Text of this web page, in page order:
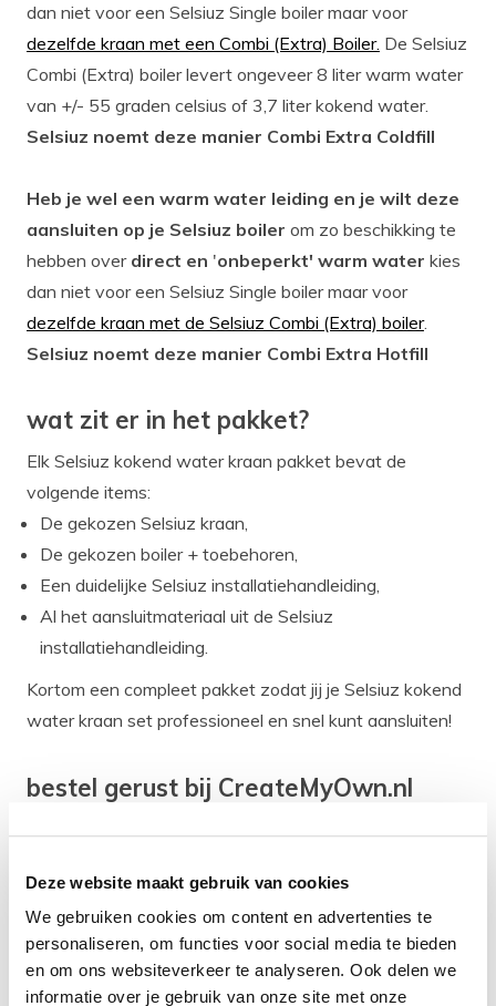
Deze website maakt gebruik van cookies
We gebruiken cookies om content en advertenties te
personaliseren, om functies voor social media te bieden
en om ons websiteverkeer te analyseren. Ook delen we
informatie over je gebruik van onze site met onze
dan niet voor een Selsiuz Single boiler maar voor
dezelfde kraan met een Combi (Extra) Boiler. De Selsiuz
Combi (Extra) boiler levert ongeveer 8 liter warm water
van +/- 55 graden celsius of 3,7 liter kokend water.
Selsiuz noemt deze manier Combi Extra Coldfill
Heb je wel een warm water leiding en je wilt deze
aansluiten op je Selsiuz boiler om zo beschikking te
hebben over direct en 'onbeperkt' warm water kies
dan niet voor een Selsiuz Single boiler maar voor
dezelfde kraan met de Selsiuz Combi (Extra) boiler.
Selsiuz noemt deze manier Combi Extra Hotfill
wat zit er in het pakket?
Elk Selsiuz kokend water kraan pakket bevat de
volgende items:
De gekozen Selsiuz kraan,
De gekozen boiler + toebehoren,
Een duidelijke Selsiuz installatiehandleiding,
Al het aansluitmateriaal uit de Selsiuz
installatiehandleiding.
Kortom een compleet pakket zodat jij je Selsiuz kokend
water kraan set professioneel en snel kunt aansluiten!
bestel gerust bij CreateMyOwn.nl
geleverd!
Gratis verzending vanaf 50 euro,
Gratis retourneren,
30 dagen bedenktijd,